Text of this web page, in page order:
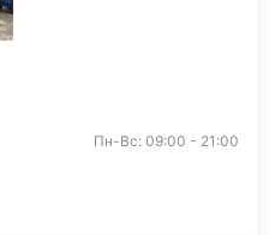
Пн-Вс: 09:00 - 21:00